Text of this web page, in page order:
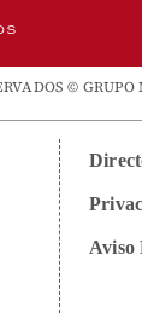
©
Aviso